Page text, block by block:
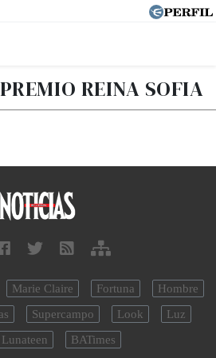
REINA SOFIA
Marie Claire Fortuna
Hombre
Supercampo Look
Luz
Lunateen BATimes